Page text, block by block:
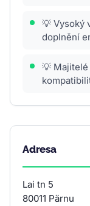
💡 Vysoký
doplnění
💡
Adresa
Lai tn 5
80011 Pärnu